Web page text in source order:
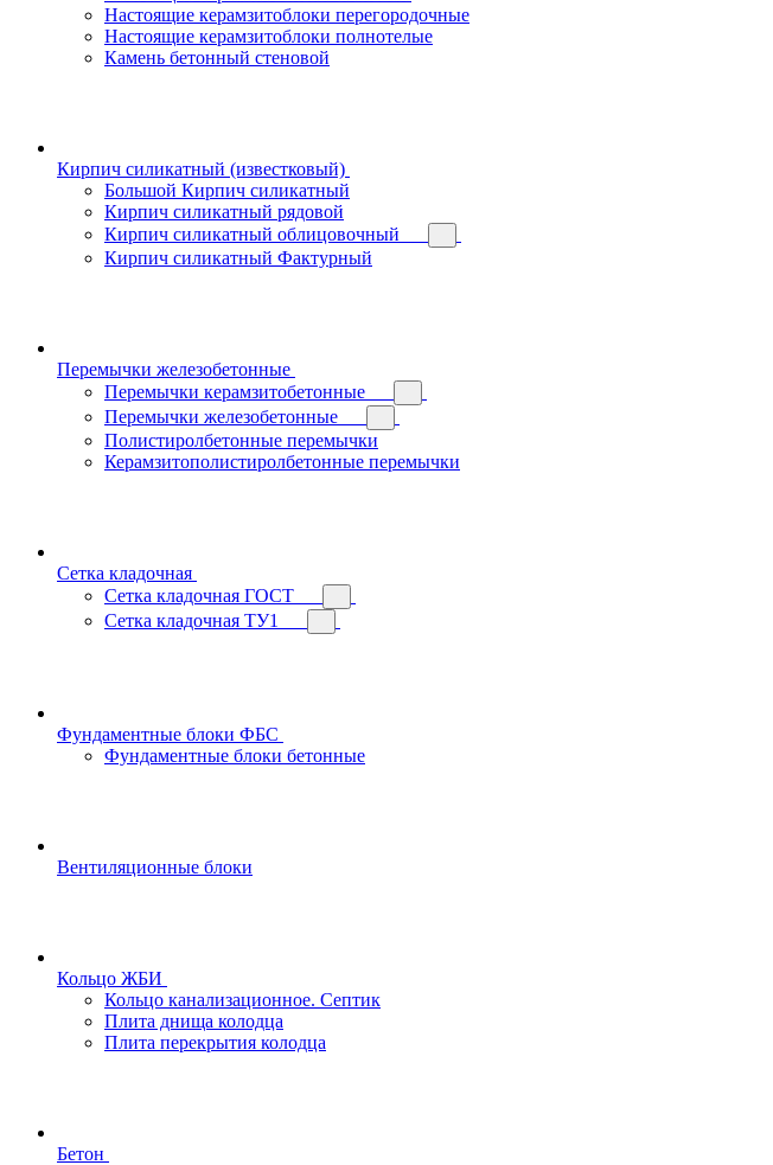
Настоящие керамзитоблоки перегородочные
Настоящие керамзитоблоки полнотелые
Камень бетонный стеновой
Кирпич силикатный (известковый)
Большой Кирпич силикатный
Кирпич силикатный рядовой
Кирпич силикатный облицовочный
Кирпич силикатный Фактурный
Перемычки железобетонные
Перемычки керамзитобетонные
Перемычки железобетонные
Полистиролбетонные перемычки
Керамзитополистиролбетонные перемычки
Сетка кладочная
Сетка кладочная ГОСТ
Сетка кладочная ТУ1
Фундаментные блоки ФБС
Фундаментные блоки бетонные
Вентиляционные блоки
Кольцо ЖБИ
Кольцо канализационное. Септик
Плита днища колодца
Плита перекрытия колодца
Бетон